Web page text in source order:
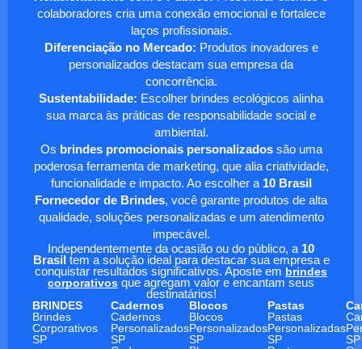
colaboradores cria uma conexão emocional e fortalece
laços profissionais.
Diferenciação no Mercado: Produtos inovadores e
personalizados destacam sua empresa da
concorrência.
Sustentabilidade: Escolher brindes ecológicos alinha
sua marca às práticas de responsabilidade social e
ambiental.
Os brindes promocionais personalizadossão uma
poderosa ferramenta de marketing, que alia criatividade,
funcionalidade e impacto. Ao escolher a 10 Brasil
Fornecedor de Brindes, você garante produtos de alta
qualidade, soluções personalizadas e um atendimento
impecável.
Independentemente da ocasião ou do público, a 10
Brasil tem a solução ideal para destacar sua empresa e
conquistar resultados significativos. Aposte em brindes
corporativos que agregam valor e encantam seus
destinatários!
BRINDES
Cadernos Blocos Pastas
Brindes
Corporativos
SP
Cadernos
Personalizados
SP
Blocos
Personalizados
SP
Pastas
Personalizadas
SP
SP